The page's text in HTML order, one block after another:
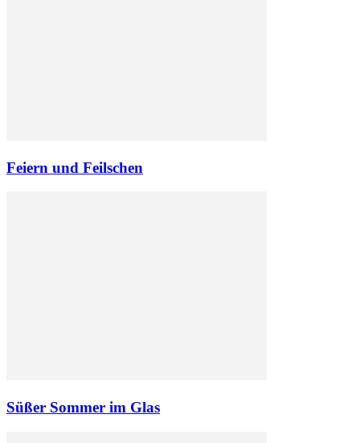
Feiern und Feilschen
Süßer Sommer im Glas